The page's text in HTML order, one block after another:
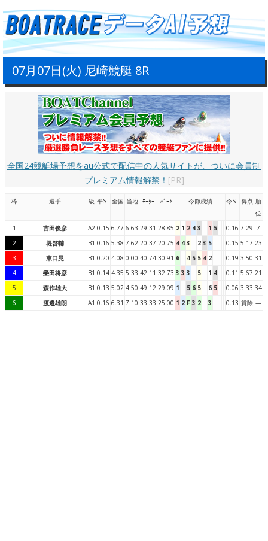
07月07日(火) 尼崎競艇 8R
全国24競艇場予想をau公式で配信中の人気サイトが、ついに会員制
プレミアム情報解禁！ [PR]
枠 選手 級 平ST 全国 当地 ﾓｰﾀｰ ﾎﾞｰﾄ 今節成績 今ST 得点 順
位
1
吉田俊彦 A2 0.15 6.77 6.63 29.31 28.85 2 1 2 4 3 1 5 0.16 7.29 7
2
堤啓輔 B1 0.16 5.38 7.62 20.37 20.75 4 4 3 2 3 5 0.15 5.17 23
3
東口晃 B1 0.20 4.08 0.00 40.74 30.91 6 4 5 5 4 2 0.19 3.50 31
4
榮田将彦 B1 0.14 4.35 5.33 42.11 32.73 3 3 3 5 1 4 0.11 5.67 21
5
森作雄大 B1 0.13 5.02 4.50 49.12 29.09 1 5 6 5 6 5 0.06 3.33 34
6
渡邉雄朗 A1 0.16 6.31 7.10 33.33 25.00 1 2 F 3 2 3 0.13 賞除 —